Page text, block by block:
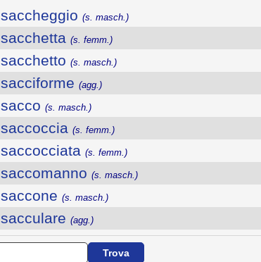
saccheggio (s. masch.)
sacchetta (s. femm.)
sacchetto (s. masch.)
sacciforme (agg.)
sacco (s. masch.)
saccoccia (s. femm.)
saccocciata (s. femm.)
saccomanno (s. masch.)
saccone (s. masch.)
sacculare (agg.)